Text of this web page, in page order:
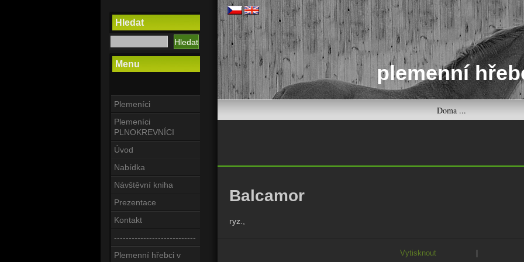
plemenní
Doma ...
Hledat
Menu
Plemeníci
Plemeníci
PLNOKREVNÍCI
Úvod
Nabídka
Návštěvní kniha
Prezentace
Kontakt
----------------------------
Plemenní hřebci v
Balcamor
ryz.,
Vytisknout |